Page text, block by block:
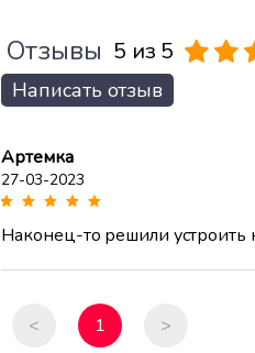
Отзывы 5 из 5
Написать отзыв
Артемка
27-03-2023
Наконец-то решили устроить
< 1 >